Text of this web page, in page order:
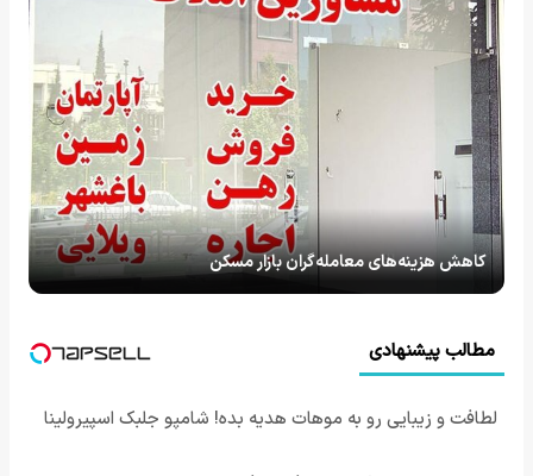
کاهش هزینه‌های معامله‌گران بازار مسکن
مطالب پیشنهادی
لطافت و زیبایی رو به موهات هدیه بده! شامپو جلبک اسپیرولینا